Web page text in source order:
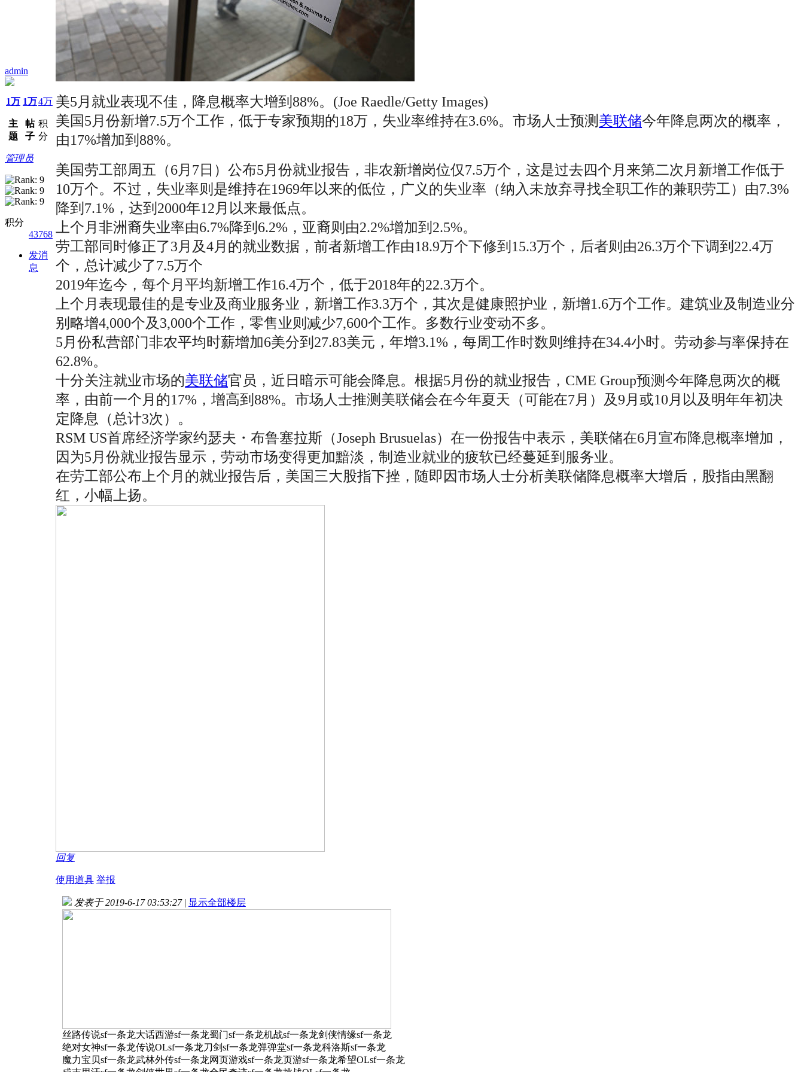
admin
1万
主
题
1万
帖
子
4万
积
分
管理员
积分
43768
发消
息
美5月就业表现不佳，降息概率大增到88%。(Joe Raedle/Getty Images)
美国5月份新增7.5万个工作，低于专家预期的18万，失业率维持在3.6%。市场人士预测 美联储今年降息两次的概率，
由17%增加到88%。
美国劳工部周五（6月7日）公布5月份就业报告，非农新增岗位仅7.5万个，这是过去四个月来第二次月新增工作低于
10万个。不过，失业率则是维持在1969年以来的低位，广义的失业率（纳入未放弃寻找全职工作的兼职劳工）由7.3%
降到7.1%，达到2000年12月以来最低点。
上个月非洲裔失业率由6.7%降到6.2%，亚裔则由2.2%增加到2.5%。
劳工部同时修正了3月及4月的就业数据，前者新增工作由18.9万个下修到15.3万个，后者则由26.3万个下调到22.4万
个，总计减少了7.5万个
2019年迄今，每个月平均新增工作16.4万个，低于2018年的22.3万个。
上个月表现最佳的是专业及商业服务业，新增工作3.3万个，其次是健康照护业，新增1.6万个工作。建筑业及制造业分
别略增4,000个及3,000个工作，零售业则减少7,600个工作。多数行业变动不多。
5月份私营部门非农平均时薪增加6美分到27.83美元，年增3.1%，每周工作时数则维持在34.4小时。劳动参与率保持在
62.8%。
十分关注就业市场的美联储官员，近日暗示可能会降息。根据5月份的就业报告，CME Group预测今年降息两次的概
率，由前一个月的17%，增高到88%。市场人士推测美联储会在今年夏天（可能在7月）及9月或10月以及明年年初决
定降息（总计3次）。
RSM US首席经济学家约瑟夫・布鲁塞拉斯（Joseph Brusuelas）在一份报告中表示，美联储在6月宣布降息概率增加，
因为5月份就业报告显示，劳动市场变得更加黯淡，制造业就业的疲软已经蔓延到服务业。
在劳工部公布上个月的就业报告后，美国三大股指下挫，随即因市场人士分析美联储降息概率大增后，股指由黑翻
红，小幅上扬。
回复
使用道具 举报
发表于 2019-6-17 03:53:27 | 显示全部楼层
丝路传说sf一条龙大话西游sf一条龙蜀门sf一条龙机战sf一条龙剑侠情缘sf一条龙
绝对女神sf一条龙传说OLsf一条龙刀剑sf一条龙弹弹堂sf一条龙科洛斯sf一条龙
魔力宝贝sf一条龙武林外传sf一条龙网页游戏sf一条龙页游sf一条龙希望OLsf一条龙